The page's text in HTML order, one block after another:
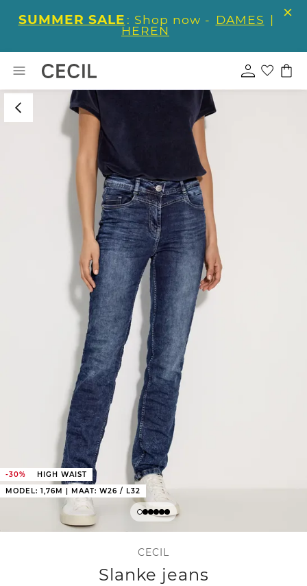
SUMMER SALE : Shop now - DAMES |
HEREN
-30%
HIGH WAIST
MODEL: 1,76M | MAAT: W26 / L32
CECIL
Slanke jeans